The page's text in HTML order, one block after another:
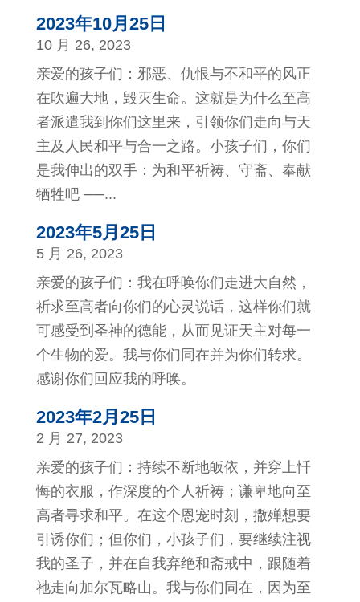
2023年10月25日
10 月 26, 2023
亲爱的孩子们：邪恶、仇恨与不和平的风正
在吹遍大地，毁灭生命。这就是为什么至高
者派遣我到你们这里来，引领你们走向与天
主及人民和平与合一之路。小孩子们，你们
是我伸出的双手：为和平祈祷、守斋、奉献
牺牲吧 ──...
2023年5月25日
5 月 26, 2023
亲爱的孩子们：我在呼唤你们走进大自然，
祈求至高者向你们的心灵说话，这样你们就
可感受到圣神的德能，从而见证天主对每一
个生物的爱。我与你们同在并为你们转求。
感谢你们回应我的呼唤。
2023年2月25日
2 月 27, 2023
亲爱的孩子们：持续不断地皈依，并穿上忏
悔的衣服，作深度的个人祈祷；谦卑地向至
高者寻求和平。在这个恩宠时刻，撒殚想要
引诱你们；但你们，小孩子们，要继续注视
我的圣子，并在自我弃绝和斋戒中，跟随着
祂走向加尔瓦略山。我与你们同在，因为至